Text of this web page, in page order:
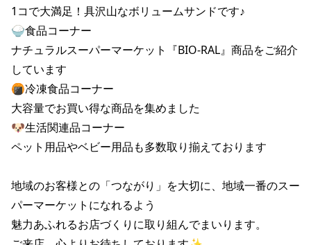
1コで大満足！具沢山なボリュームサンドです♪
🍚食品コーナー
ナチュラルスーパーマーケット『BIO-RAL』商品をご紹介
しています
🍘冷凍食品コーナー
大容量でお買い得な商品を集めました
🐶生活関連品コーナー
ペット用品やベビー用品も多数取り揃えております
地域のお客様との「つながり」を大切に、地域一番のスー
パーマーケットになれるよう
魅力あふれるお店づくりに取り組んでまいります。